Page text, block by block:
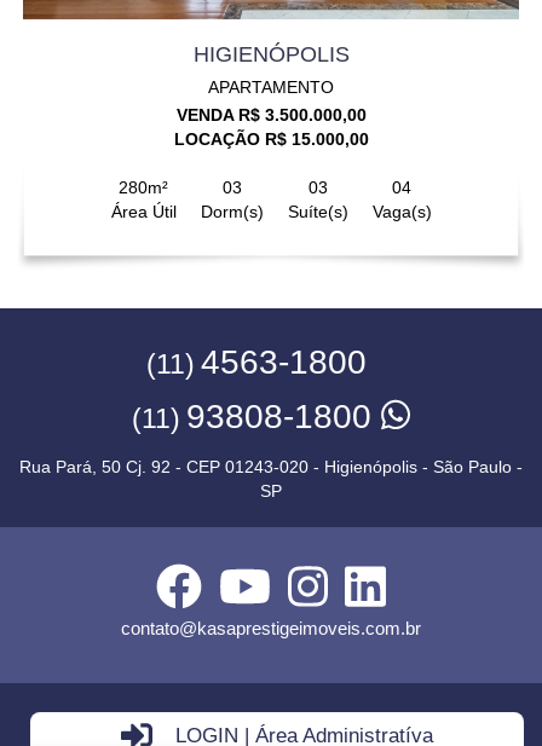
HIGIENÓPOLIS
APARTAMENTO
VENDA R$ 3.500.000,00
LOCAÇÃO R$ 15.000,00
280m²
Área Útil
03
Dorm(s)
03
Suíte(s)
04
Vaga(s)
(11) 4563-1800
(11) 93808-1800
Rua Pará, 50 Cj. 92 - CEP 01243-020 - Higienópolis - São Paulo -
SP
contato@kasaprestigeimoveis.com.br
LOGIN | Área Administratíva